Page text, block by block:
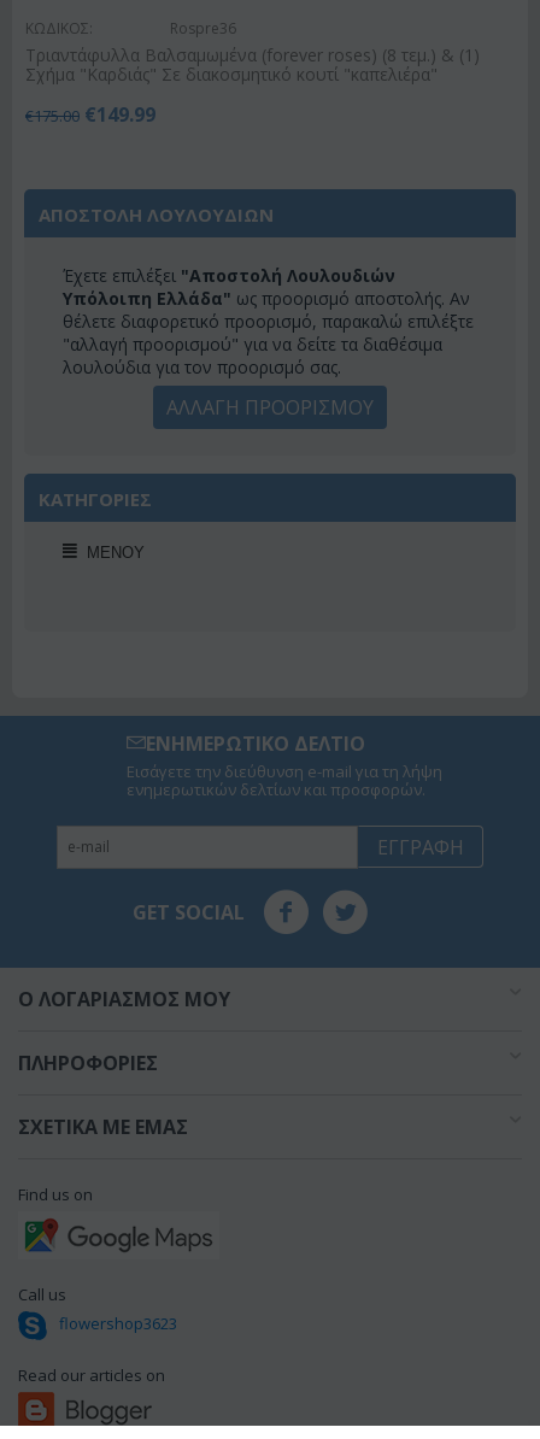
ΚΩΔΙΚΟΣ: Rospre36
Τριαντάφυλλα Βαλσαμωμένα (forever roses) (8 τεμ.) & (1)
Σχήμα "Καρδιάς" Σε διακοσμητικό κουτί "καπελιέρα"
€175.00 €149.99
ΑΠΟΣΤΟΛΗ ΛΟΥΛΟΥΔΙΩΝ
Έχετε επιλέξει "Αποστολή Λουλουδιών
Υπόλοιπη Ελλάδα" ως προορισμό αποστολής. Αν
θέλετε διαφορετικό προορισμό, παρακαλώ επιλέξτε
"αλλαγή προορισμού" για να δείτε τα διαθέσιμα
λουλούδια για τον προορισμό σας.
ΑΛΛΑΓΗ ΠΡΟΟΡΙΣΜΟΥ
ΚΑΤΗΓΟΡΙΕΣ
ΜΕΝΟΎ
ΕΝΗΜΕΡΩΤΙΚΟ ΔΕΛΤΙΟ
Εισάγετε την διεύθυνση e-mail για τη λήψη
ενημερωτικών δελτίων και προσφορών.
ΕΓΓΡΑΦΉ
GET SOCIAL
O ΛΟΓΑΡΙΑΣΜΌΣ ΜΟΥ
ΠΛΗΡΟΦΟΡΊΕΣ
ΣΧΕΤΙΚΆ ΜΕ ΕΜΆΣ
Find us on
Call us
flowershop3623
Read our articles on